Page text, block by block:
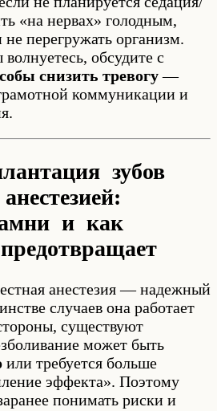
«на нервах» голодным,
не перегружать организм.
обсудите с
снизить тревогу—
коммуникации и
зубов
и как
анестезия — надежный
случаев она работает
существуют
может быть
или требуется больше
эффекта». Поэтому
понимать риски и